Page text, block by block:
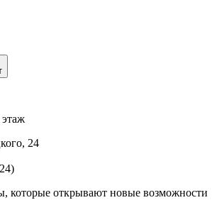
этаж
24
которые открывают новые возможности